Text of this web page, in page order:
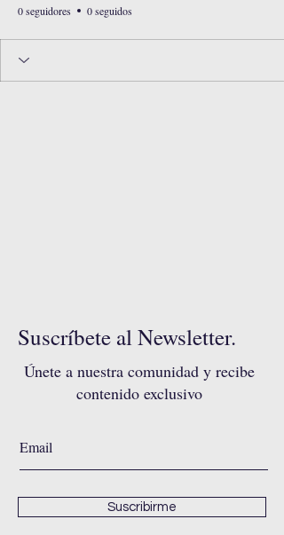
0 seguidores 0 seguidos
Suscríbete al Newsletter.
Únete a nuestra comunidad y recibe
contenido exclusivo
Suscribirme